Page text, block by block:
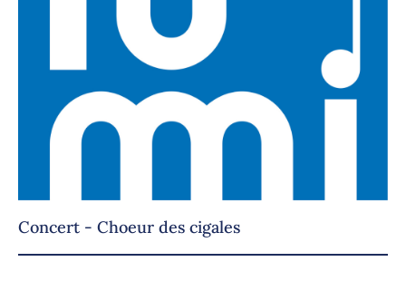
Concert - Choeur des cigales